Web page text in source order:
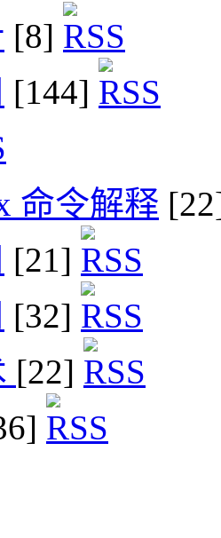
[8]
[144]
命令解释
[21]
[32]
[22]